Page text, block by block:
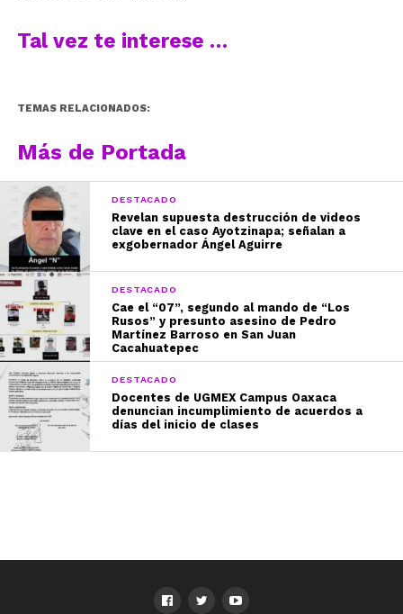
Tal vez te interese …
TEMAS RELACIONADOS:
Más de Portada
DESTACADO
Revelan supuesta destrucción de videos
clave en el caso Ayotzinapa; señalan a
exgobernador Ángel Aguirre
DESTACADO
Cae el “07”, segundo al mando de “Los
Rusos” y presunto asesino de Pedro
Martínez Barroso en San Juan
Cacahuatepec
DESTACADO
Docentes de UGMEX Campus Oaxaca
denuncian incumplimiento de acuerdos a
días del inicio de clases